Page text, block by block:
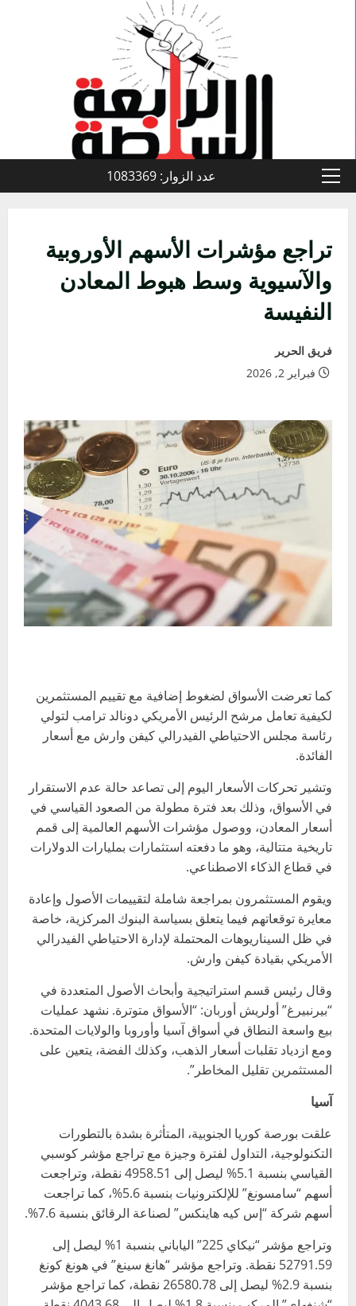
القائمة
عدد الزوار: 1083369
تراجع مؤشرات الأسهم الأوروبية
والآسيوية وسط هبوط المعادن
النفيسة
فريق الحرير
فبراير 2, 2026
كما تعرضت الأسواق لضغوط إضافية مع تقييم المستثمرين
لكيفية تعامل مرشح الرئيس الأمريكي دونالد ترامب لتولي
رئاسة مجلس الاحتياطي الفيدرالي كيفن وارش مع أسعار
الفائدة.
وتشير تحركات الأسعار اليوم إلى تصاعد حالة عدم الاستقرار
في الأسواق، وذلك بعد فترة مطولة من الصعود القياسي في
أسعار المعادن، ووصول مؤشرات الأسهم العالمية إلى قمم
تاريخية متتالية، وهو ما دفعته استثمارات بمليارات الدولارات
في قطاع الذكاء الاصطناعي.
ويقوم المستثمرون بمراجعة شاملة لتقييمات الأصول وإعادة
معايرة توقعاتهم فيما يتعلق بسياسة البنوك المركزية، خاصة
في ظل السيناريوهات المحتملة لإدارة الاحتياطي الفيدرالي
الأمريكي بقيادة كيفن وارش.
وقال رئيس قسم استراتيجية وأبحاث الأصول المتعددة في
“بيرنبيرغ” أولريش أوربان: “الأسواق متوترة. نشهد عمليات
بيع واسعة النطاق في أسواق آسيا وأوروبا والولايات المتحدة.
ومع ازدياد تقلبات أسعار الذهب، وكذلك الفضة، يتعين على
المستثمرين تقليل المخاطر”.
آسيا
علقت بورصة كوريا الجنوبية، المتأثرة بشدة بالتطورات
التكنولوجية، التداول لفترة وجيزة مع تراجع مؤشر كوسبي
القياسي بنسبة 5.1% ليصل إلى 4958.51 نقطة، وتراجعت
أسهم “سامسونغ” للإلكترونيات بنسبة 5.6%، كما تراجعت
أسهم شركة “إس كيه هاينكس” لصناعة الرقائق بنسبة 7.6%.
وتراجع مؤشر “نيكاي 225” الياباني بنسبة 1% ليصل إلى
52791.59 نقطة. وتراجع مؤشر “هانغ سينغ” في هونغ كونغ
بنسبة 2.9% ليصل إلى 26580.78 نقطة، كما تراجع مؤشر